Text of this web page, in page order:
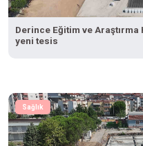
Derince Eğitim ve Araştırma
yeni tesis
Sağlık